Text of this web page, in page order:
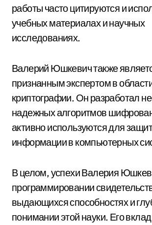
работы часто цитируются и
учебных материалах и научных
исследованиях.
Валерий Юшкевич также
признанным экспертом в
криптографии. Он разработал
надежных алгоритмов
активно используются для
информации в компьютерных
В целом, успехи Валерия
программировании
выдающихся способностях и
понимании этой науки. Его